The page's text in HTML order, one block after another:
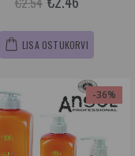
LISA OSTUKORVI
-36%